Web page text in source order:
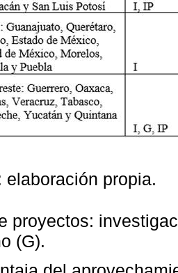
elaboración propia.
proyectos:
(G).